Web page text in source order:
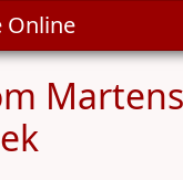
Online
Martens